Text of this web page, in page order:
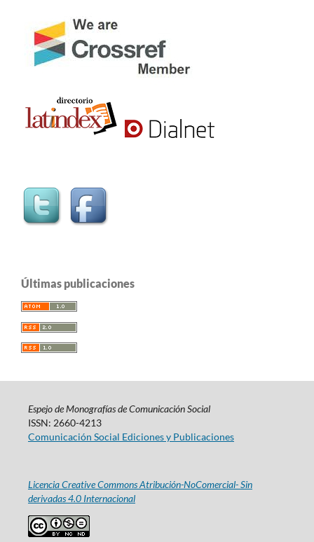
Últimas publicaciones
Espejo de Monografías de Comunicación Social
ISSN: 2660-4213
Comunicación Social Ediciones y Publicaciones
Licencia Creative Commons Atribución-NoComercial- Sin
derivadas 4.0 Internacional